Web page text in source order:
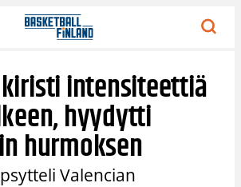
intensiteettiä
hyydytti
hurmoksen
Valencian